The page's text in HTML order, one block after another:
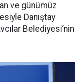
ve günümüz
Danıştay
Belediyesi’nin